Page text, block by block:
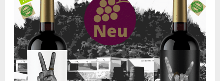
Love
&
Monastrell
–
Weine